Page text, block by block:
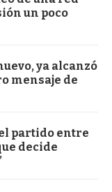
un poco
ya alcanzó
mensaje de
partido entre
decide